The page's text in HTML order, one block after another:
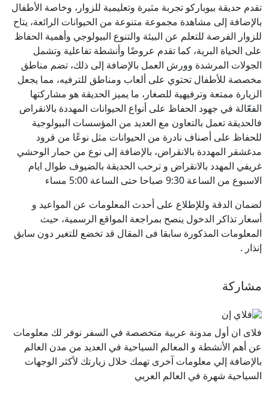
تقدم حديقة بيوباركو تجربة مثيرة وتعليمية للزوار، وخاصة الأطفال
بالإضافة إلى مشاهدة مجموعة متنوعة من الحيوانات الرائعة، يتاح
للزوار الفرصة للتعلم عن البيئة والتنوع البيولوجي وأهمية الحفاظ
على الحياة البرية، كما تقدم عروضًا وأنشطة تفاعلية وتشمل
الجولات المرشدة وورش العمل بالإضافة إلى ذلك، تضم مناطق
مخصصة للأطفال تحتوي على ألعاب ومناطق للترفيه، مما يجعل
الزيارة ممتعة وترفيهية للصغار، ما يميز الحديقة هو مشاركتها
الفعّالة في جهود الحفاظ على أنواع الحيوانات المهددة بالانقراض
فالحديقة تعمل بالتعاون مع العديد من المؤسسات البيولوجية
للحفاظ على أصناف نادرة من الحيوانات مثل نوعًا من قرود
مدغشقر المهددة بالانقراض، بالإضافة إلى نوع من حمار الوحشي
غريفي المهدد بالانقراض و ترحب الحديقة بالضيوف طوال ايام
الاسبوع من الساعة 9:30 صباحا حتى الساعة 5:00 مساء
لضمان الدقة وللإطلاع على أحدث المعلومات عن المواعيد و
أسعار تذاكر الدخول ينصح بمراجعة المواقع الرسمية، حيث
المعلومات المذكورة سابقا فى المقال قد تخضع للتغير دون سابق
إنذار .
مشاركة
فلاى ان أول مدونة عربية متخصصة في السفر نوفر لك معلومات
عن أهم الأنشطة و المعالم السياحية في العديد من مدن العالم
بالإضافة إلي معلومات آخرى تهمك خلال زيارتك لأكثر الوجهات
السياحية شهرة في العالم العربي